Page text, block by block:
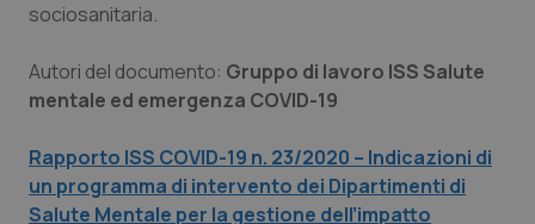
Tumori del Polmone & Testa Collo
Tumori gastrointestinali
Ulcera & Reflusso
Vaccini
sociosanitaria.
Autori del documento: Gruppo di lavoro ISS Salute
mentale ed emergenza COVID-19
Rapporto ISS COVID-19 n. 23/2020 – Indicazioni di
un programma di intervento dei Dipartimenti di
Salute Mentale per la gestione dell’impatto